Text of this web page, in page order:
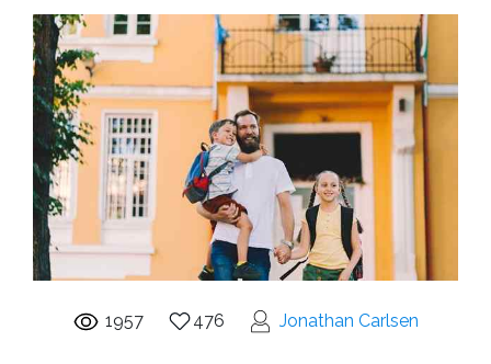
1957 476 Jonathan Carlsen